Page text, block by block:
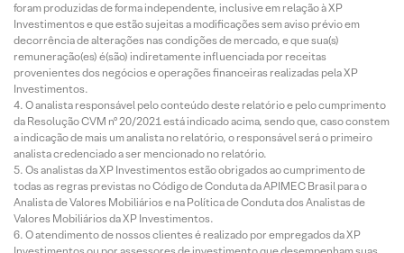
foram produzidas de forma independente, inclusive em relação à XP
Investimentos e que estão sujeitas a modificações sem aviso prévio em
decorrência de alterações nas condições de mercado, e que sua(s)
remuneração(es) é(são) indiretamente influenciada por receitas
provenientes dos negócios e operações financeiras realizadas pela XP
Investimentos.
O analista responsável pelo conteúdo deste relatório e pelo cumprimento
da Resolução CVM nº 20/2021 está indicado acima, sendo que, caso constem
a indicação de mais um analista no relatório, o responsável será o primeiro
analista credenciado a ser mencionado no relatório.
Os analistas da XP Investimentos estão obrigados ao cumprimento de
todas as regras previstas no Código de Conduta da APIMEC Brasil para o
Analista de Valores Mobiliários e na Política de Conduta dos Analistas de
Valores Mobiliários da XP Investimentos.
O atendimento de nossos clientes é realizado por empregados da XP